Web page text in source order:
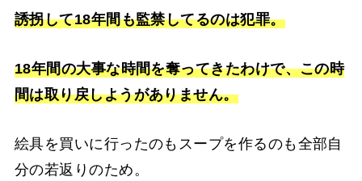
誘拐して18年間も監禁してるのは犯罪。
18年間の大事な時間を奪ってきたわけで、この時
間は取り戻しようがありません。
絵具を買いに行ったのもスープを作るのも全部自
分の若返りのため。